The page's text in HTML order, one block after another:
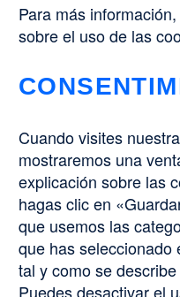
Para más
sobre el uso de las
Cuando visites
mostraremos una
explicación sobre las
hagas clic en
que usemos las
que has seleccionado
tal y como se
Puedes desactivar el